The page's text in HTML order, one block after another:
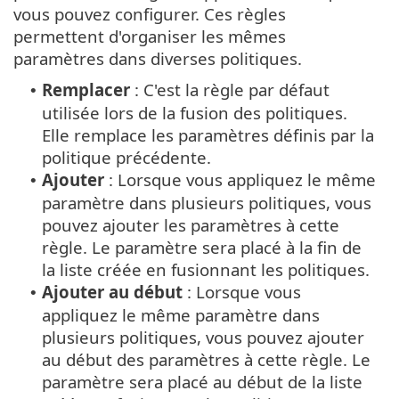
vous pouvez configurer. Ces règles
permettent d'organiser les mêmes
paramètres dans diverses politiques.
• Remplacer : C'est la règle par défaut
utilisée lors de la fusion des politiques.
Elle remplace les paramètres définis par la
politique précédente.
• Ajouter : Lorsque vous appliquez le même
paramètre dans plusieurs politiques, vous
pouvez ajouter les paramètres à cette
règle. Le paramètre sera placé à la fin de
la liste créée en fusionnant les politiques.
• Ajouter au début : Lorsque vous
appliquez le même paramètre dans
plusieurs politiques, vous pouvez ajouter
au début des paramètres à cette règle. Le
paramètre sera placé au début de la liste